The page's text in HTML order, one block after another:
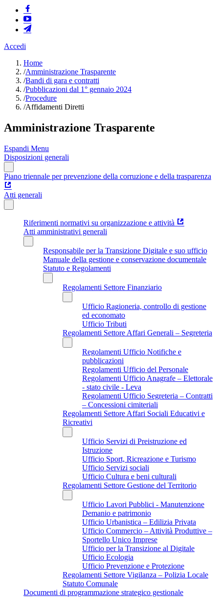
Accedi
Home
/Amministrazione Trasparente
/Bandi di gara e contratti
/Pubblicazioni dal 1° gennaio 2024
/Procedure
/Affidamenti Diretti
Amministrazione Trasparente
Espandi Menu
Disposizioni generali
Piano triennale per prevenzione della corruzione e della trasparenza
Atti generali
Riferimenti normativi su organizzazione e attività
Atti amministrativi generali
Responsabile per la Transizione Digitale e suo ufficio
Manuale della gestione e conservazione documentale
Statuto e Regolamenti
Regolamenti Settore Finanziario
Ufficio Ragioneria, controllo di gestione
ed economato
Ufficio Tributi
Regolamenti Settore Affari Generali – Segreteria
Regolamenti Ufficio Notifiche e
pubblicazioni
Regolamenti Ufficio del Personale
Regolamenti Ufficio Anagrafe – Elettorale
- stato civile - Leva
Regolamenti Ufficio Segreteria – Contratti
– Concessioni cimiteriali
Regolamenti Settore Affari Sociali Educativi e
Ricreativi
Ufficio Servizi di Preistruzione ed
Istruzione
Ufficio Sport, Ricreazione e Turismo
Ufficio Servizi sociali
Ufficio Cultura e beni culturali
Regolamenti Settore Gestione del Territorio
Ufficio Lavori Pubblici - Manutenzione
Demanio e patrimonio
Ufficio Urbanistica – Edilizia Privata
Ufficio Commercio – Attività Produttive –
Sportello Unico Imprese
Ufficio per la Transizione al Digitale
Ufficio Ecologia
Ufficio Prevenzione e Protezione
Regolamenti Settore Vigilanza – Polizia Locale
Statuto Comunale
Documenti di programmazione strategico gestionale